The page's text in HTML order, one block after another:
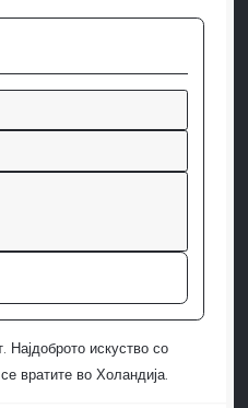
Најдоброто искуство со
вратите во Холандија.